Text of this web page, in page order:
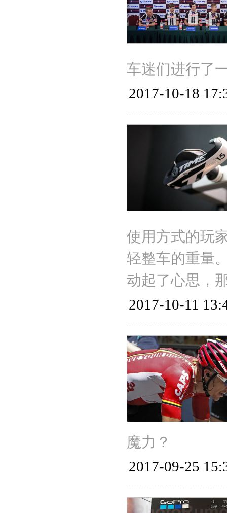
车迷们进行了
2017-10-18
使用方式的玩
轻整车的重量
动起了心思，
2017-10-11
魔力？
2017-09-25